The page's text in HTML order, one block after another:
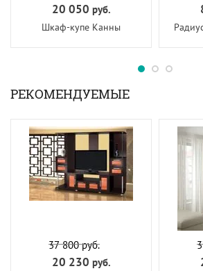
20 050 руб.
Шкаф-купе Канны
РЕКОМЕНДУЕМЫЕ
37 800руб.
20 230 руб.